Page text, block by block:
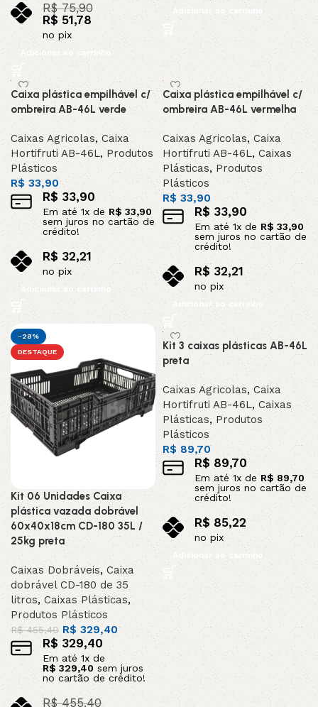
R$75,90
R$51,78
no pix
Adicionar ao carrinho
Adicionar ao carrinho
Caixa plástica empilhável c/
ombreira AB-46L verde
Caixas Agricolas,Caixa
Hortifruti AB-46L,Produtos
Plásticos
R$33,90
R$ 33,90
Em até 1x de R$33,90
sem juros no cartão de
crédito!
R$32,21
no pix
Adicionar ao carrinho
Caixa plástica empilhável c/
ombreira AB-46L vermelha
Caixas Agricolas,Caixa
Hortifruti AB-46L,Caixas
Plásticas, Produtos
Plásticos
R$ 33,90
R$33,90
Em até1x de R$ 33,90
sem juros no cartão de
crédito!
R$ 32,21
no pix
Adicionar ao carrinho
-28%
DESTAQUE
Kit 06 Unidades Caixa
plástica vazada dobrável
60x40x18cm CD-180 35L /
25kg preta
Caixas Dobráveis, Caixa
dobrável CD-180 de 35
litros,Caixas Plásticas,
Produtos Plásticos
R$455,40 R$ 329,40
R$ 329,40
Em até 1x de
R$329,40sem juros
no cartão de crédito!
R$455,40
Kit 3 caixas plásticas AB-46L
preta
Caixas Agricolas,Caixa
Hortifruti AB-46L, Caixas
Plásticas, Produtos
Plásticos
R$89,70
R$ 89,70
Em até1x deR$ 89,70
sem juros no cartão de
crédito!
R$85,22
no pix
Adicionar ao carrinho